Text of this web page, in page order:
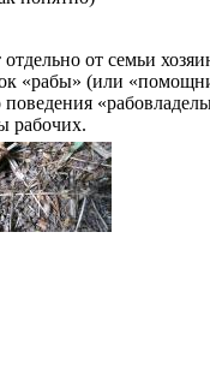
от семьи
«рабы» (или
рабочих.